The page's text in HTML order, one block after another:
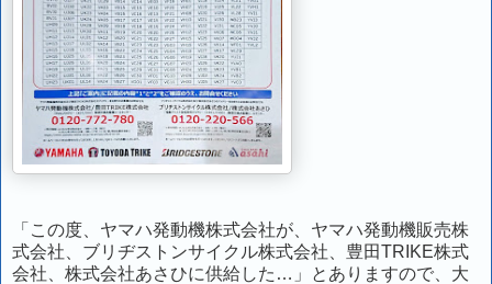
「この度、ヤマハ発動機株式会社が、ヤマハ発動機販売株
式会社、ブリヂストンサイクル株式会社、豊田TRIKE株式
会社、株式会社あさひに供給した…」とありますので、大